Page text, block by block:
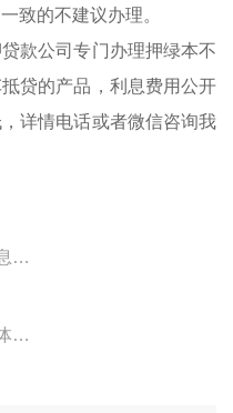
致的不建议办理。
公司专门办理押绿本不
贷的产品，利息费用公开
详情电话或者微信咨询我
上一篇：杭州汽车抵押贷款利息多少钱
下一篇：杭州汽车抵押贷款具体怎么办理